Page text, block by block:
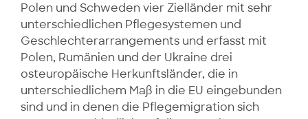
Polen und Schweden vier Zielländer mit sehr
unterschiedlichen Pflegesystemen und
Geschlechterarrangements und erfasst mit
Polen, Rumänien und der Ukraine drei
osteuropäische Herkunftsländer, die in
unterschiedlichem Maß in die EU eingebunden
sind und in denen die Pflegemigration sich